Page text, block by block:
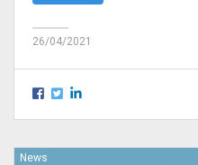
26/04/2021
News